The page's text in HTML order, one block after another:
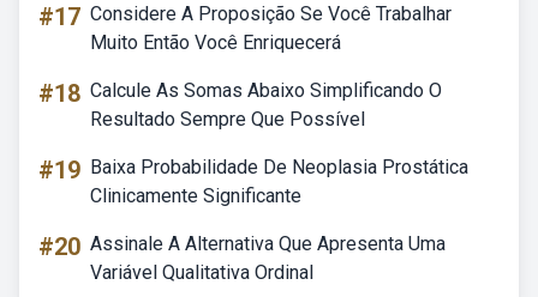
#17 Considere A Proposição Se Você Trabalhar
Muito Então Você Enriquecerá
#18 Calcule As Somas Abaixo Simplificando O
Resultado Sempre Que Possível
#19 Baixa Probabilidade De Neoplasia Prostática
Clinicamente Significante
#20 Assinale A Alternativa Que Apresenta Uma
Variável Qualitativa Ordinal